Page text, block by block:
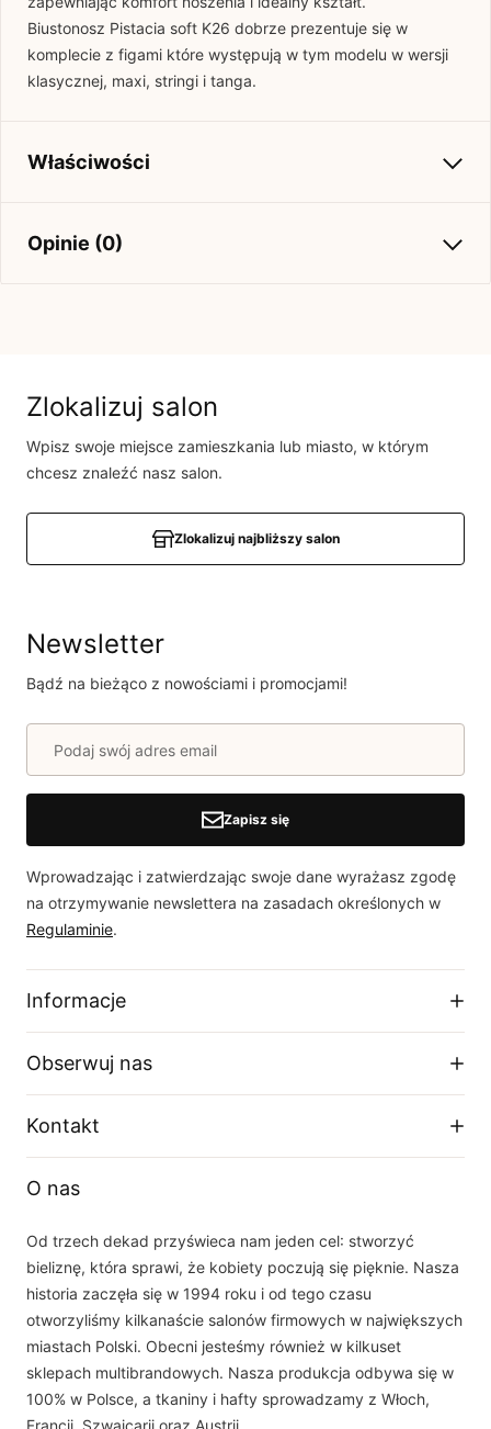
Biustonosz Pistacia soft K26 dobrze prezentuje się w
komplecie z figami które występują w tym modelu w wersji
klasycznej, maxi, stringi i tanga.
Właściwości
Opinie (0)
Bądź pierwszą osobą, która podzieli się opinią o tym
Powiadomienie
Zlokalizuj salon
Wpisz swoje miejsce zamieszkania lub miasto, w którym
chcesz znaleźć nasz salon.
Zlokalizuj najbliższy salon
Newsletter
Bądź na bieżąco z nowościami i promocjami!
Zapisz się
Wprowadzając i zatwierdzając swoje dane wyrażasz zgodę
na otrzymywanie newslettera na zasadach określonych w
Regulaminie.
Informacje
Regulamin sklepu
Polityka prywatności
O firmie
Tabela rozmiarów
Obserwuj nas
Facebook
Kontakt
Telefon
Email
sklep(at)dalia.pl
Nasz zespół obsługi klienta jest do Państwa dyspozycji w dni robocze w
godzinach 8.00 - 16.00
O nas
Od trzech dekad przyświeca nam jeden cel: stworzyć
bieliznę, która sprawi, że kobiety poczują się pięknie. Nasza
historia zaczęła się w 1994 roku i od tego czasu
otworzyliśmy kilkanaście salonów firmowych w największych
miastach Polski. Obecni jesteśmy również w kilkuset
sklepach multibrandowych. Nasza produkcja odbywa się w
100% w Polsce, a tkaniny i hafty sprowadzamy z Włoch,
Francji, Szwajcarii oraz Austrii.